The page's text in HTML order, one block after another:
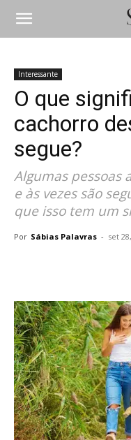
Interessante
O que
cachorro
segue?
Algumas pessoas
e às vezes são
que isso tem um
Por Sábias Palavras - set